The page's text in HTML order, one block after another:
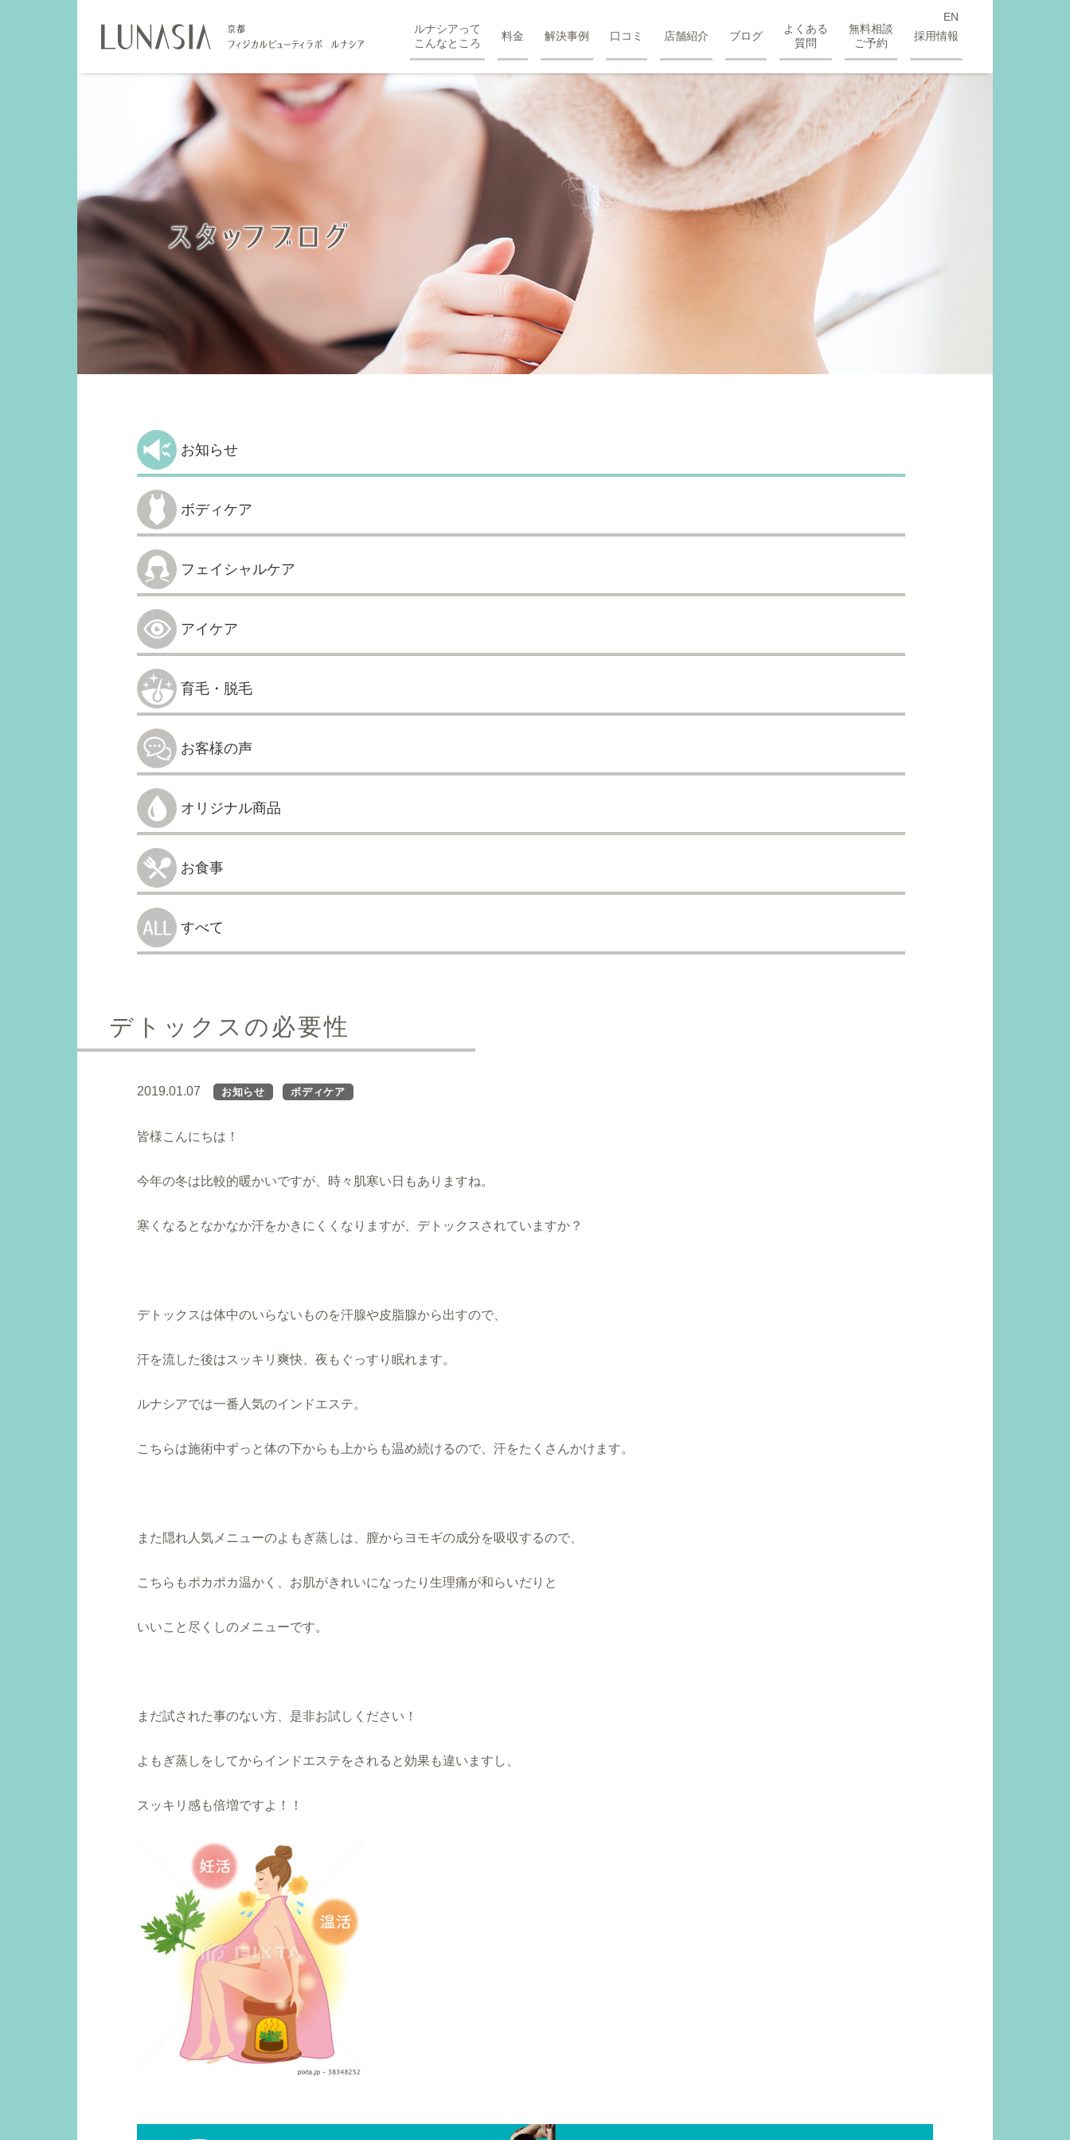
ルナシアって
こんなところ
料金 解決事例 口コミ 店舗紹介 ブログ
よくある
質問
無料相談
ご予約
採用情報
EN
お知らせ
ボディケア
フェイシャルケア
アイケア
育毛・脱毛
お客様の声
オリジナル商品
お食事
すべて
デトックスの必要性
2019.01.07 お知らせ ボディケア
皆様こんにちは！
今年の冬は比較的暖かいですが、時々肌寒い日もありますね。
寒くなるとなかなか汗をかきにくくなりますが、デトックスされていますか？
デトックスは体中のいらないものを汗腺や皮脂腺から出すので、
汗を流した後はスッキリ爽快、夜もぐっすり眠れます。
ルナシアでは一番人気のインドエステ。
こちらは施術中ずっと体の下からも上からも温め続けるので、汗をたくさんかけます。
また隠れ人気メニューのよもぎ蒸しは、膣からヨモギの成分を吸収するので、
こちらもポカポカ温かく、お肌がきれいになったり生理痛が和らいだりと
いいこと尽くしのメニューです。
まだ試された事のない方、是非お試しください！
よもぎ蒸しをしてからインドエステをされると効果も違いますし、
スッキリ感も倍増ですよ！！